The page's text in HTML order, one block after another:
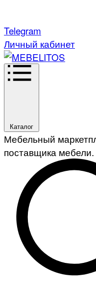
Telegram
Личный кабинет
Каталог
Мебельный
поставщика мебели.